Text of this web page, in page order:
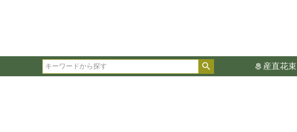
産直花束
検索
選択した項目全てに該当する品種のみ検索結果に表示されます。
タイプ、カラー、ブランドなどは1つずつ選択してください。